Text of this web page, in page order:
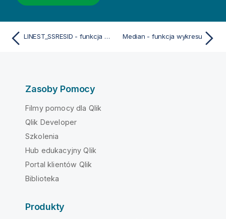
LINEST_SSRESID - funkcja wykresu Median - funkcja wykresu
Zasoby Pomocy
Filmy pomocy dla Qlik
Qlik Developer
Szkolenia
Hub edukacyjny Qlik
Portal klientów Qlik
Biblioteka
Produkty